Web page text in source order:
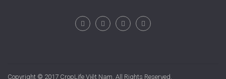
Copyright © 2017 CropLife Việt Nam. All Rights Reserved.